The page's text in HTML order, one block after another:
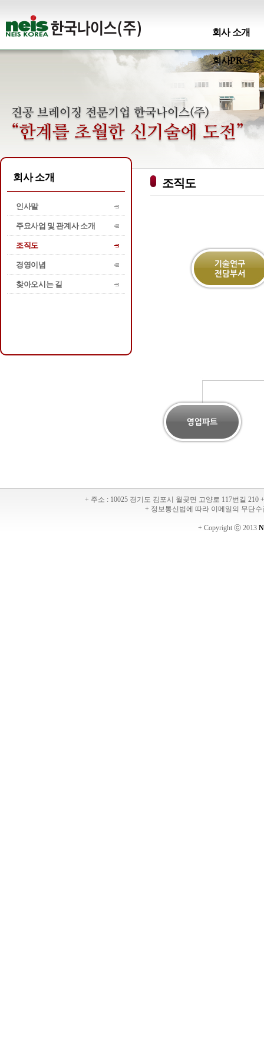
회사 소개
회사PR
회사 소개
인사말
주요사업 및 관계사 소개
조직도
경영이념
찾아오시는 길
조직도
+ 주소 : 10025 경기도 김포시 월곶면 고양로 117번길 210
+ 정보통신법에 따라 이메일의 무단
+ Copyright ⓒ 2013